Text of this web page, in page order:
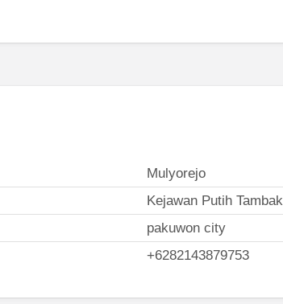
Mulyorejo
Kejawan Putih Tambak
pakuwon city
+6282143879753